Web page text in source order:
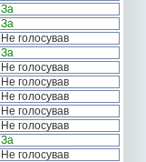
За
За
Не голосував
За
Не голосував
Не голосував
Не голосував
Не голосував
Не голосував
За
Не голосував